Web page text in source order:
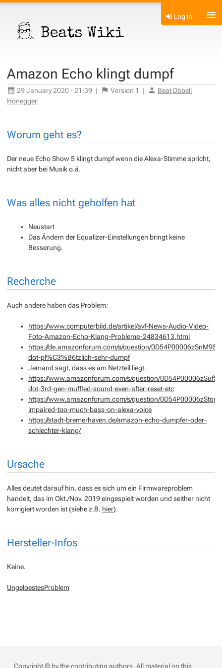
Log in
Amazon Echo klingt dumpf
29 January 2020 - 21:39 | Version 1 |
Beat Döbeli
Honegger
Worum geht es?
Der neue Echo Show 5 klingt dumpf wenn die Alexa-Stimme spricht,
nicht aber bei Musik o.ä.
Was alles nicht geholfen hat
Neustart
Das Ändern der Equalizer-Einstellungen bringt keine
Besserung.
Recherche
Auch andere haben das Problem:
https://www.computerbild.de/artikel/avf-News-Audio-Video-
Foto-Amazon-Echo-Klang-Probleme-24834613.html
https://de.amazonforum.com/s/question/
dot-pl%C3%B6tzlich-sehr-dumpf
Jemand sagt, dass es am Netzteil liegt.
https://www.amazonforum.com/s/question/
dot-3rd-gen-muffled-sound-even-after-reset-etc
https://www.amazonforum.com/s/question/
impaired-too-much-bass-on-alexa-voice
https://stadt-bremerhaven.de/amazon-echo-dumpfer-oder-
schlechter-klang/
Ursache
Alles deutet darauf hin, dass es sich um ein Firmwareproblem
handelt, das im Okt./Nov. 2019 eingespielt worden und seither nicht
korrigiert worden ist (siehe z.B. hier).
Hersteller-Infos
Keine.
UngeloestesProblem
Copyright © by the contributing authors. All material on this